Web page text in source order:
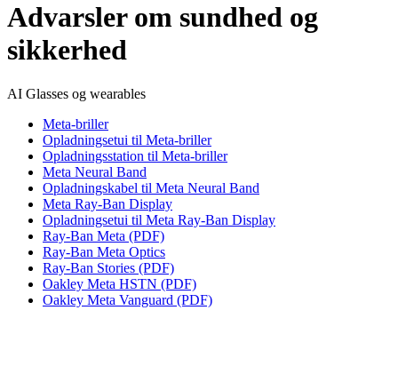
Advarsler om sundhed og
sikkerhed
AI Glasses og wearables
Meta-briller
Opladningsetui til Meta-briller
Opladningsstation til Meta-briller
Meta Neural Band
Opladningskabel til Meta Neural Band
Meta Ray-Ban Display
Opladningsetui til Meta Ray-Ban Display
Ray-Ban Meta (PDF)
Ray-Ban Meta Optics
Ray-Ban Stories (PDF)
Oakley Meta HSTN (PDF)
Oakley Meta Vanguard (PDF)